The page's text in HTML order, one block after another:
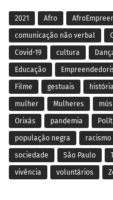
2021 Afro
comunicação não verbal
Covid-19 cultura
Educação
Filme gestuais história
mulher Mulheres
Orixás pandemia
população negra
sociedade São Paulo
vivência voluntários